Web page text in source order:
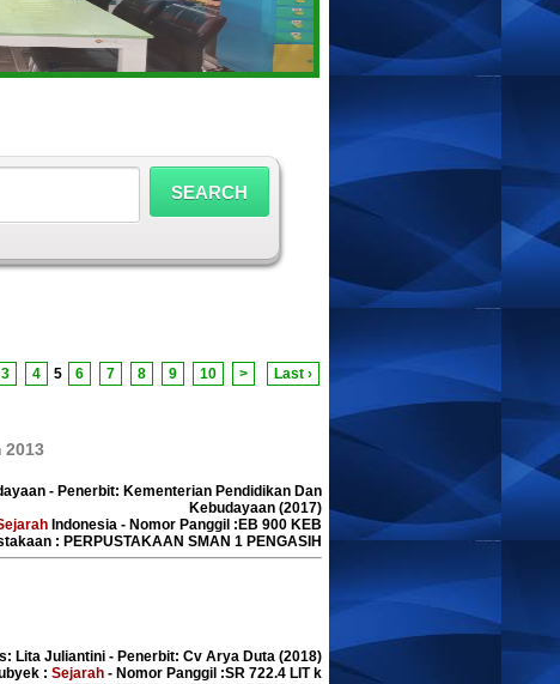
3 4 5 6 7 8 9 10 > Last ›
2013
- Penerbit: Kementerian Pendidikan Dan
Kebudayaan (2017)
Indonesia - Nomor Panggil :EB 900 KEB
: PERPUSTAKAAN SMAN 1 PENGASIH
Lita Juliantini - Penerbit: Cv Arya Duta (2018)
: Sejarah - Nomor Panggil :SR 722.4 LIT k